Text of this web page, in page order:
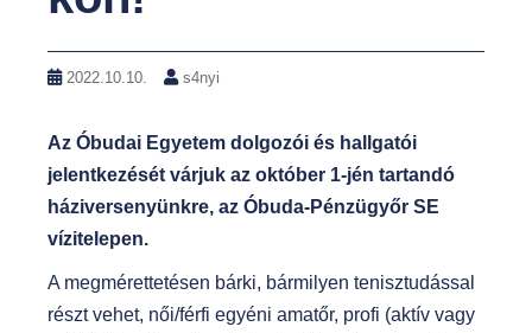
2022.10.10. s4nyi
Az Óbudai Egyetem dolgozói és hallgatói
jelentkezését várjuk az október 1-jén tartandó
háziversenyünkre, az Óbuda-Pénzügyőr SE
vízitelepen.
A megmérettetésen bárki, bármilyen tenisztudással
részt vehet, női/férfi egyéni amatőr, profi (aktív vagy